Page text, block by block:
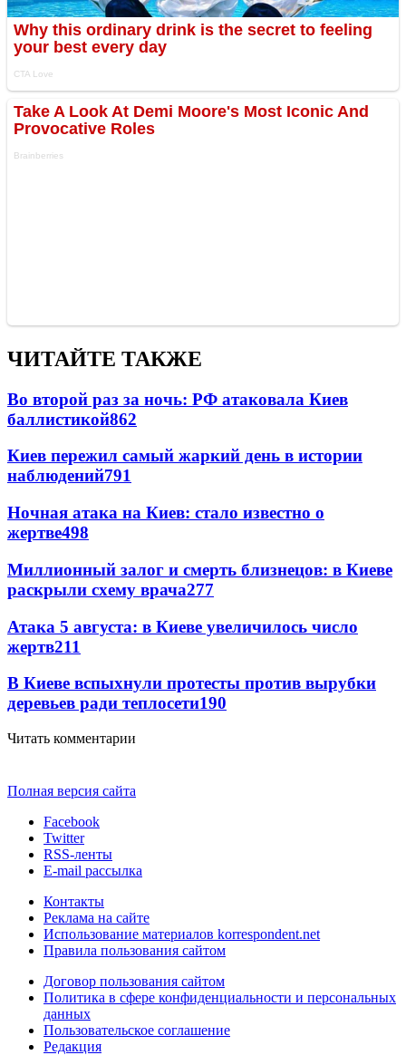
ЧИТАЙТЕ ТАКЖЕ
Во второй раз за ночь: РФ атаковала Киев
баллистикой862
Киев пережил самый жаркий день в истории
наблюдений791
Ночная атака на Киев: стало известно о
жертве498
Миллионный залог и смерть близнецов: в Киеве
раскрыли схему врача277
Атака 5 августа: в Киеве увеличилось число
жертв211
В Киеве вспыхнули протесты против вырубки
деревьев ради теплосети190
Читать комментарии
Полная версия сайта
Facebook
Twitter
RSS-ленты
E-mail рассылка
Контакты
Реклама на сайте
Использование материалов korrespondent.net
Правила пользования сайтом
Договор пользования сайтом
Политика в сфере конфиденциальности и персональных
данных
Пользовательское соглашение
Редакция